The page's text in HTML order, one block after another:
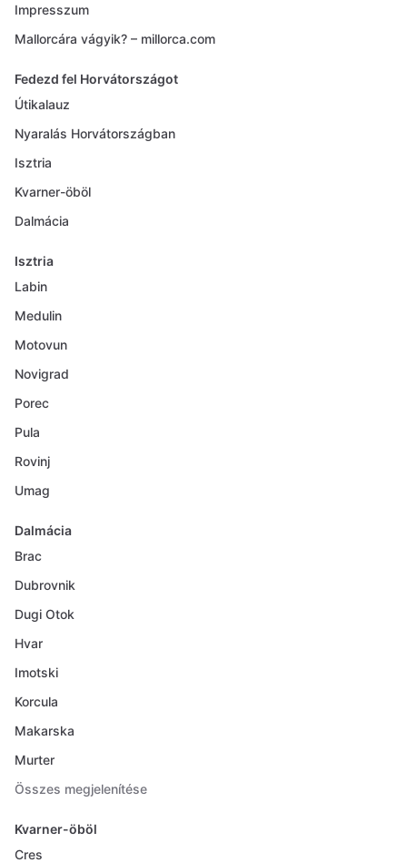
Impresszum
Mallorcára vágyik? – millorca.com
Fedezd fel Horvátországot
Útikalauz
Nyaralás Horvátországban
Isztria
Kvarner-öböl
Dalmácia
Isztria
Labin
Medulin
Motovun
Novigrad
Porec
Pula
Rovinj
Umag
Dalmácia
Brac
Dubrovnik
Dugi Otok
Hvar
Imotski
Korcula
Makarska
Murter
Összes megjelenítése
Kvarner-öböl
Cres